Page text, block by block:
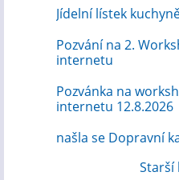
Jídelní lístek
Pozvání na 2.
internetu
Pozvánka na
internetu 12.8.2026
našla se Dopravní
Starší